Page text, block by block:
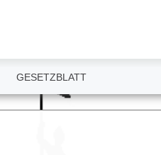
GESETZBLATT